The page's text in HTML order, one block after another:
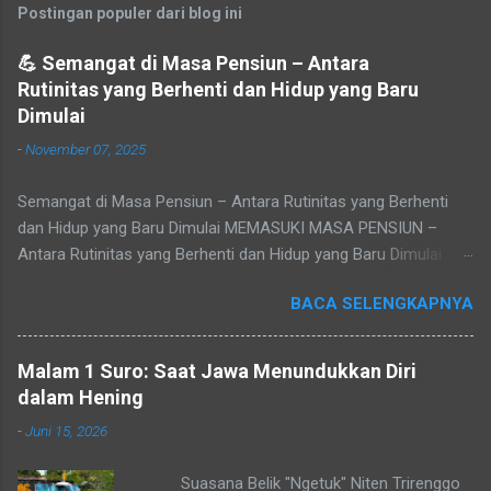
Postingan populer dari blog ini
💪 Semangat di Masa Pensiun – Antara
Rutinitas yang Berhenti dan Hidup yang Baru
Dimulai
-November 07, 2025
Semangat di Masa Pensiun – Antara Rutinitas yang Berhenti
dan Hidup yang Baru Dimulai MEMASUKI MASA PENSIUN –
Antara Rutinitas yang Berhenti dan Hidup yang Baru Dimulai
datang setelah rutinitas berakhir, dan peluang baru untuk
menemukan jati diri. Tidak ada yang bisa menghindari waktu.
Cepat atau lambat, setiap pegawai akan tiba pada masa yang
disebut pensiun — masa di mana rutinitas berhenti, namun
hidup sejatinya baru dimulai. Baca juga: Jasa Pembuatan
Website sederhana untuk Pemula Masa purna tugas seringkali
BACA SELENGKAPNYA
Malam 1 Suro: Saat Jawa Menundukkan Diri
dalam Hening
-Juni 15, 2026
Suasana Belik "Ngetuk" Niten Trirenggo